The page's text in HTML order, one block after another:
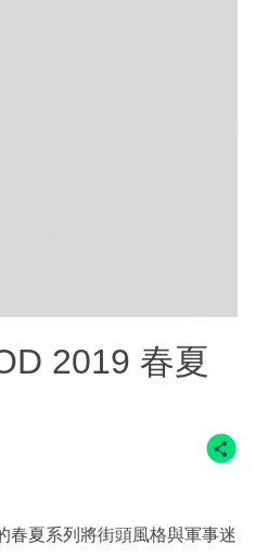
2019 春夏
春夏系列將街頭風格與軍事迷